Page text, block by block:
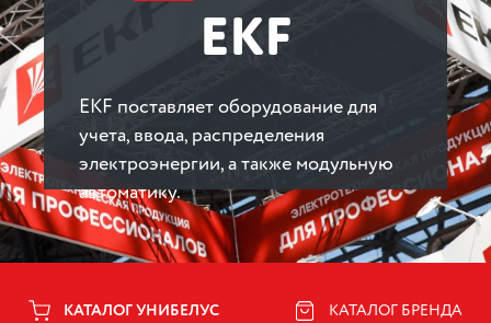
EKF
EKF поставляет оборудование для
учета, ввода, распределения
электроэнергии, а также модульную
автоматику.
КАТАЛОГ УНИБЕЛУС КАТАЛОГ БРЕНДА